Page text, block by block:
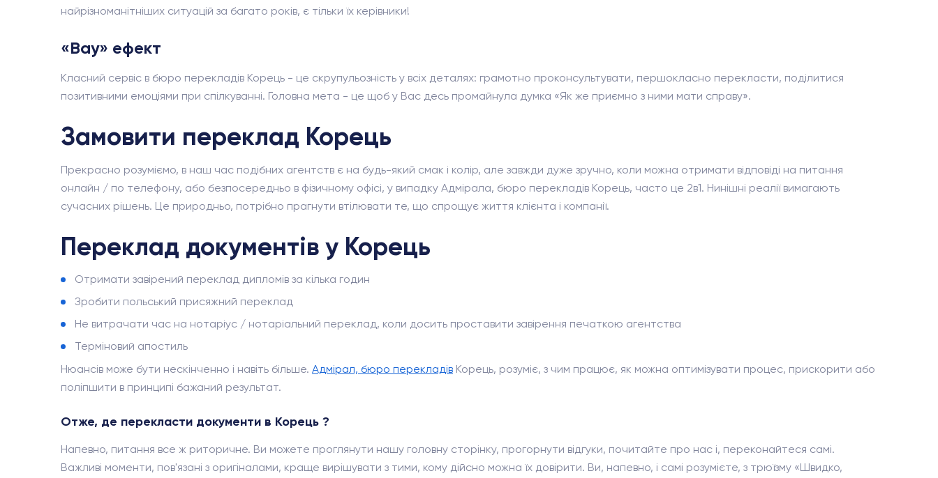
найрізноманітніших ситуацій за багато років, є тільки їх керівники!
«Вау» ефект
Класний сервіс в бюро перекладів Корець - це скрупульозність у всіх деталях: грамотно проконсультувати, першокласно перекласти, поділитися
позитивними емоціями при спілкуванні. Головна мета - це щоб у Вас десь промайнула думка «Як же приємно з ними мати справу».
Замовити переклад Корець
Прекрасно розуміємо, в наш час подібних агентств є на будь-який смак і колір, але завжди дуже зручно, коли можна отримати відповіді на питання
онлайн / по телефону, або безпосередньо в фізичному офісі, у випадку Адмірала, бюро перекладів Корець, часто це 2в1. Нинішні реалії вимагають
сучасних рішень. Це природньо, потрібно прагнути втілювати те, що спрощує життя клієнта і компанії.
Переклад документів у Корець
Отримати завірений переклад дипломів за кілька годин
Зробити польський присяжний переклад
Не витрачати час на нотаріус / нотаріальний переклад, коли досить проставити завірення печаткою агентства
Терміновий апостиль
Нюансів може бути нескінченно і навіть більше. Адмірал, бюро перекладів Корець, розуміє, з чим працює, як можна оптимізувати процес, прискорити або
поліпшити в принципі бажаний результат.
Отже, де перекласти документи в Корець ?
Напевно, питання все ж риторичне. Ви можете проглянути нашу головну сторінку, прогорнути відгуки, почитайте про нас і, переконайтеся самі.
Важливі моменти, пов'язані з оригіналами, краще вирішувати з тими, кому дійсно можна їх довірити. Ви, напевно, і самі розумієте, з трюїзму «Швидко,